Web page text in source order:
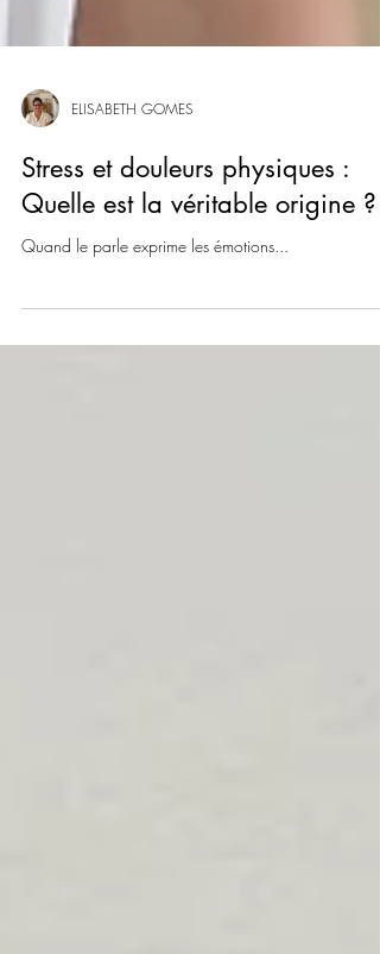
ELISABETH GOMES
Stress et douleurs physiques :
Quelle est la véritable origine ?